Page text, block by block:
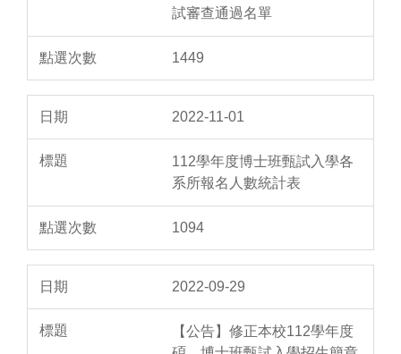
試審查通過名單
1449
2022-11-01
112學年度博士班甄試入學各
系所報名人數統計表
1094
2022-09-29
【公告】修正本校112學年度